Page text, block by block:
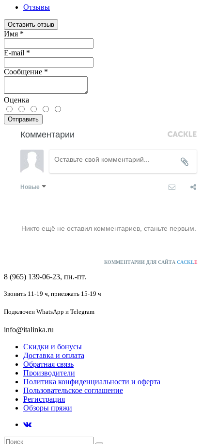
Отзывы
Оставить отзыв
Имя *
E-mail *
Сообщение *
Оценка
Отправить
Комментарии
Новые
Никто ещё не оставил комментариев, станьте первым.
КОММЕНТАРИИ ДЛЯ САЙТА CACKLE
8 (965) 139-06-23, пн.-пт.
Звонить 11-19 ч, приезжать 15-19 ч
Подключен WhatsApp и Telegram
info@italinka.ru
Скидки и бонусы
Доставка и оплата
Обратная связь
Производители
Политика конфиденциальности и оферта
Пользовательское соглашение
Регистрация
Обзоры пряжи